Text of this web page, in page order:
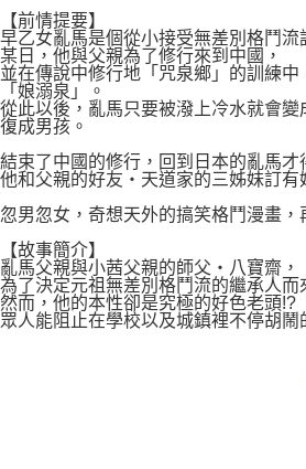
時審查核予不同之上限額度；若仍有額度不足之
請求用戶進行身份認證。
５．嚴禁一人註冊多個帳號或使用他人資訊註冊
恩沛科技股份有限公司將有權停止該用戶之使
國家/地區配送
【前情提要】
早乙女亂馬是個從小接受無差別格鬥流
某日，他與父親為了修行來到中國，
並在傳說中修行地「咒泉鄉」的訓練
「娘溺泉」。
從此以後，亂馬只要被潑上冷水就會
復成男孩。
結束了中國的修行，回到日本的亂馬才
他和父親的好友‧天道家的三姊妹訂
忽男忽女，奇想天外的搞笑格鬥漫畫，
【故事簡介】
亂馬父親與小茜父親的師父‧八寶齋，
為了決定元祖無差別格鬥流的繼承人而
然而，他的本性卻是究極的好色老頭!?
眾人能阻止在學校以及城鎮裡不停胡